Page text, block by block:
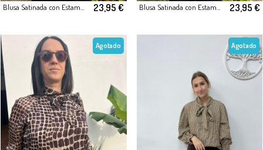
23,95 € 23,95 €
Agotado Agotado